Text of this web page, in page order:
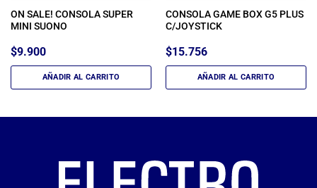
ON SALE! CONSOLA SUPER
MINI SUONO
$9.900
AÑADIR AL CARRITO
CONSOLA GAME BOX G5 PLUS
C/JOYSTICK
$15.756
AÑADIR AL CARRITO